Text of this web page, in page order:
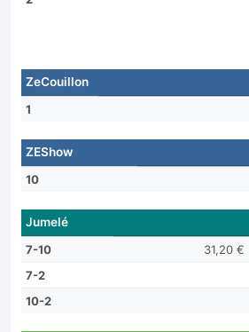
ZeCouillon
1
ZEShow
10
Jumelé
7-10 31,20 €
7-2
10-2